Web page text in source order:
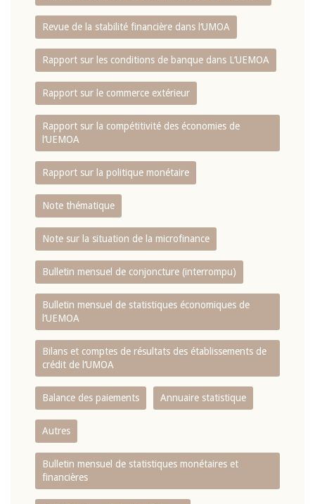
Revue de la stabilité financière dans l‘UMOA
Rapport sur les conditions de banque dans L‘UEMOA
Rapport sur le commerce extérieur
Rapport sur la compétitivité des économies de
l‘UEMOA
Rapport sur la politique monétaire
Note thématique
Note sur la situation de la microfinance
Bulletin mensuel de conjoncture (interrompu)
Bulletin mensuel de statistiques économiques de
l‘UEMOA
Bilans et comptes de résultats des établissements de
crédit de l‘UMOA
Balance des paiements Annuaire statistique
Autres
Bulletin mensuel de statistiques monétaires et
financières